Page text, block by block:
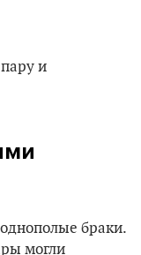
и
браки.
могли